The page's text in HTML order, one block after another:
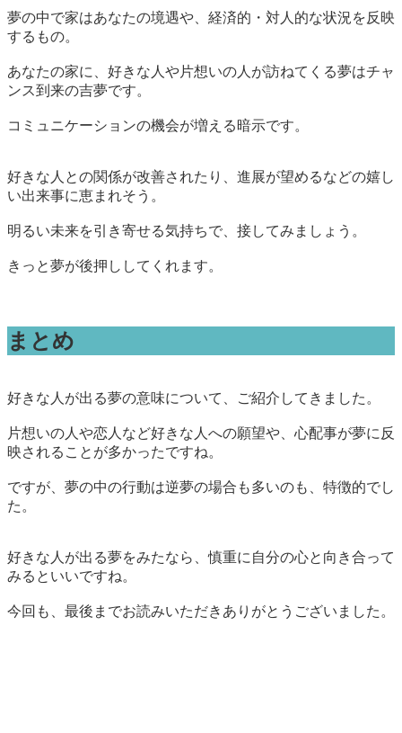
夢の中で家はあなたの境遇や、経済的・対人的な状況を反映
するもの。
あなたの家に、 好きな人や片想いの人が訪ねてくる夢はチャ
ンス到来の吉夢です。
コミュニケーションの機会が増える暗示です。
好きな人との関係が改善されたり、進展が望めるなどの嬉し
い出来事に恵まれそう。
明るい未来を引き寄せる気持ちで、接してみましょう。
きっと夢が後押ししてくれます。
まとめ
好きな人が出る夢の意味について、ご紹介してきました。
片想いの人や恋人など好きな人への願望や、心配事が夢に反
映されることが多かったですね。
ですが、夢の中の行動は逆夢の場合も多いのも、特徴的でし
た。
好きな人が出る夢をみたなら、慎重に自分の心と向き合って
みるといいですね。
今回も、最後までお読みいただきありがとうございました。